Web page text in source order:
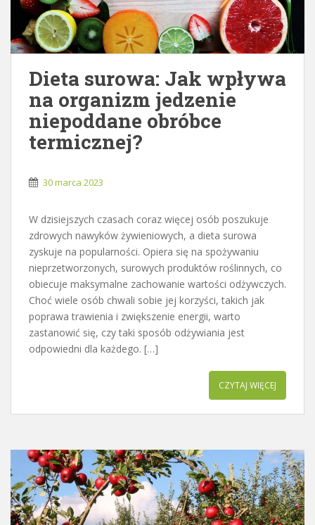
Dieta surowa: Jak wpływa
na organizm jedzenie
niepoddane obróbce
termicznej?
30 marca 2023
W dzisiejszych czasach coraz więcej osób poszukuje
zdrowych nawyków żywieniowych, a dieta surowa
zyskuje na popularności. Opiera się na spożywaniu
nieprzetworzonych, surowych produktów roślinnych, co
obiecuje maksymalne zachowanie wartości odżywczych.
Choć wiele osób chwali sobie jej korzyści, takich jak
poprawa trawienia i zwiększenie energii, warto
zastanowić się, czy taki sposób odżywiania jest
odpowiedni dla każdego. […]
CZYTAJ WIĘCEJ